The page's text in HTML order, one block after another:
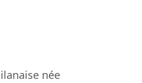
née